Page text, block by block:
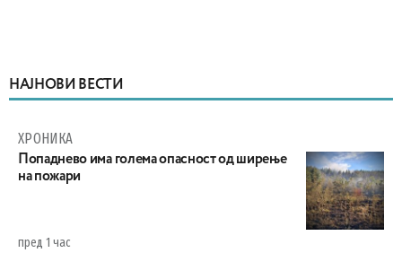
НАЈНОВИ ВЕСТИ
ХРОНИКА
Попаднево има голема опасност од ширење
на пожари
пред 1 час